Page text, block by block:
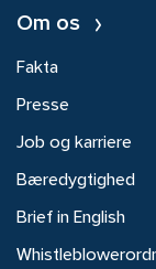
Om os
Fakta
Presse
Job og karriere
Bæredygtighed
Brief in English